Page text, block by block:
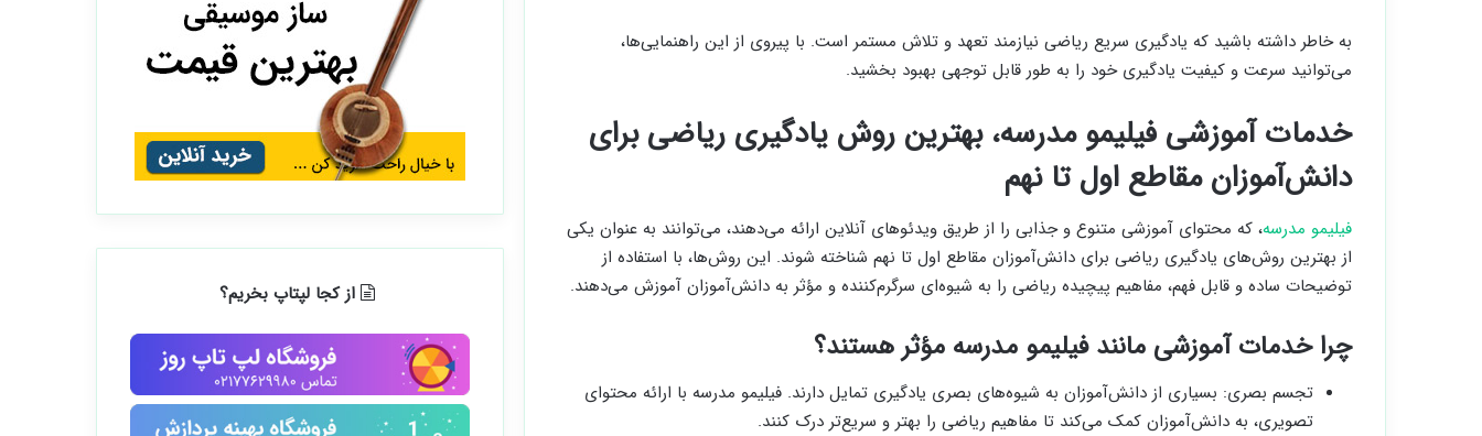
به خاطر داشته باشید که یادگیری سریع ریاضی نیازمند تعهد و تلاش مستمر است. با پیروی از این راهنمایی‌ها،
می‌توانید سرعت و کیفیت یادگیری خود را به طور قابل توجهی بهبود بخشید.
خدمات آموزشی فیلیمو مدرسه، بهترین روش یادگیری ریاضی برای
دانش‌آموزان مقاطع اول تا نهم
فیلیمو مدرسه، که محتوای آموزشی متنوع و جذابی را از طریق ویدئوهای آنلاین ارائه می‌دهند، می‌توانند به عنوان یکی
از بهترین روش‌های یادگیری ریاضی برای دانش‌آموزان مقاطع اول تا نهم شناخته شوند. این روش‌ها، با استفاده از
توضیحات ساده و قابل فهم، مفاهیم پیچیده ریاضی را به شیوه‌ای سرگرم‌کننده و مؤثر به دانش‌آموزان آموزش می‌دهند.
چرا خدمات آموزشی مانند فیلیمو مدرسه مؤثر هستند؟
تجسم بصری: بسیاری از دانش‌آموزان به شیوه‌های بصری یادگیری تمایل دارند. فیلیمو مدرسه با ارائه محتوای
تصویری، به دانش‌آموزان کمک می‌کند تا مفاهیم ریاضی را بهتر و سریع‌تر درک کنند.
از کجا لپتاپ بخریم؟